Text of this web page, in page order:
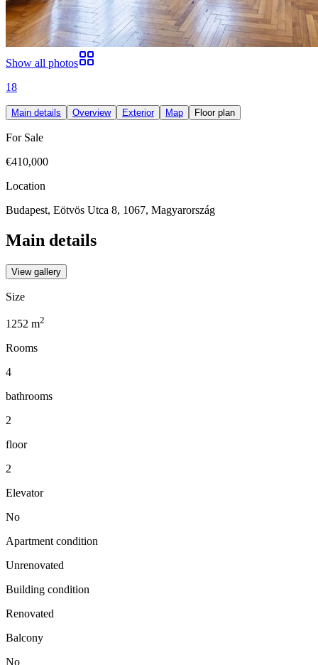
Show all photos
18
Main details Overview Exterior Map Floor plan
For Sale
€410,000
Location
Budapest, Eötvös Utca 8, 1067, Magyarország
Main details
View gallery
Size
1252 m2
Rooms
4
bathrooms
2
floor
2
Elevator
No
Apartment condition
Unrenovated
Building condition
Renovated
Balcony
No